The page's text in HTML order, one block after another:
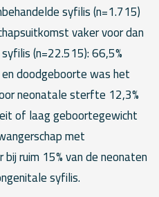
syfilis (n=1.715)
vaker voor dan
(n=22.515): 66,5%
doodgeboorte was het
neonatale sterfte 12,3%
of laag geboortegewicht
met
ruim 15% van de neonaten
syfilis.